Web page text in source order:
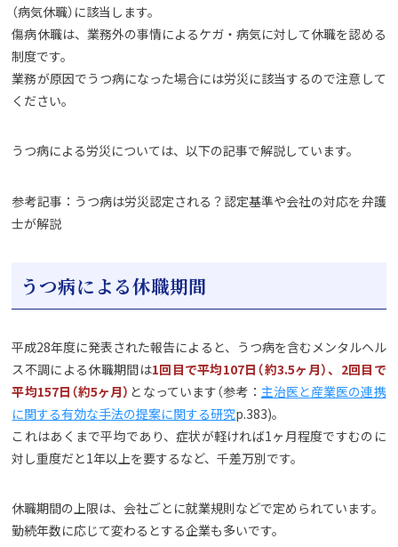
（病気休職）に該当します。
傷病休職は、業務外の事情によるケガ・病気に対して休職を認める
制度です。
業務が原因でうつ病になった場合には労災に該当するので注意して
ください。
うつ病による労災については、以下の記事で解説しています。
参考記事：うつ病は労災認定される？認定基準や会社の対応を弁護
士が解説
うつ病による休職期間
平成28年度に発表された報告によると、うつ病を含むメンタルヘル
ス不調による休職期間は1回目で平均107日（約3.5ヶ月）、2回目で
平均157日（約5ヶ月） となっています（参考： 主治医と産業医の連携
に関する有効な手法の提案に関する研究p.383)。
これはあくまで平均であり、症状が軽ければ1ヶ月程度ですむのに
対し重度だと1年以上を要するなど、千差万別です。
休職期間の上限は、会社ごとに就業規則などで定められています。
勤続年数に応じて変わるとする企業も多いです。